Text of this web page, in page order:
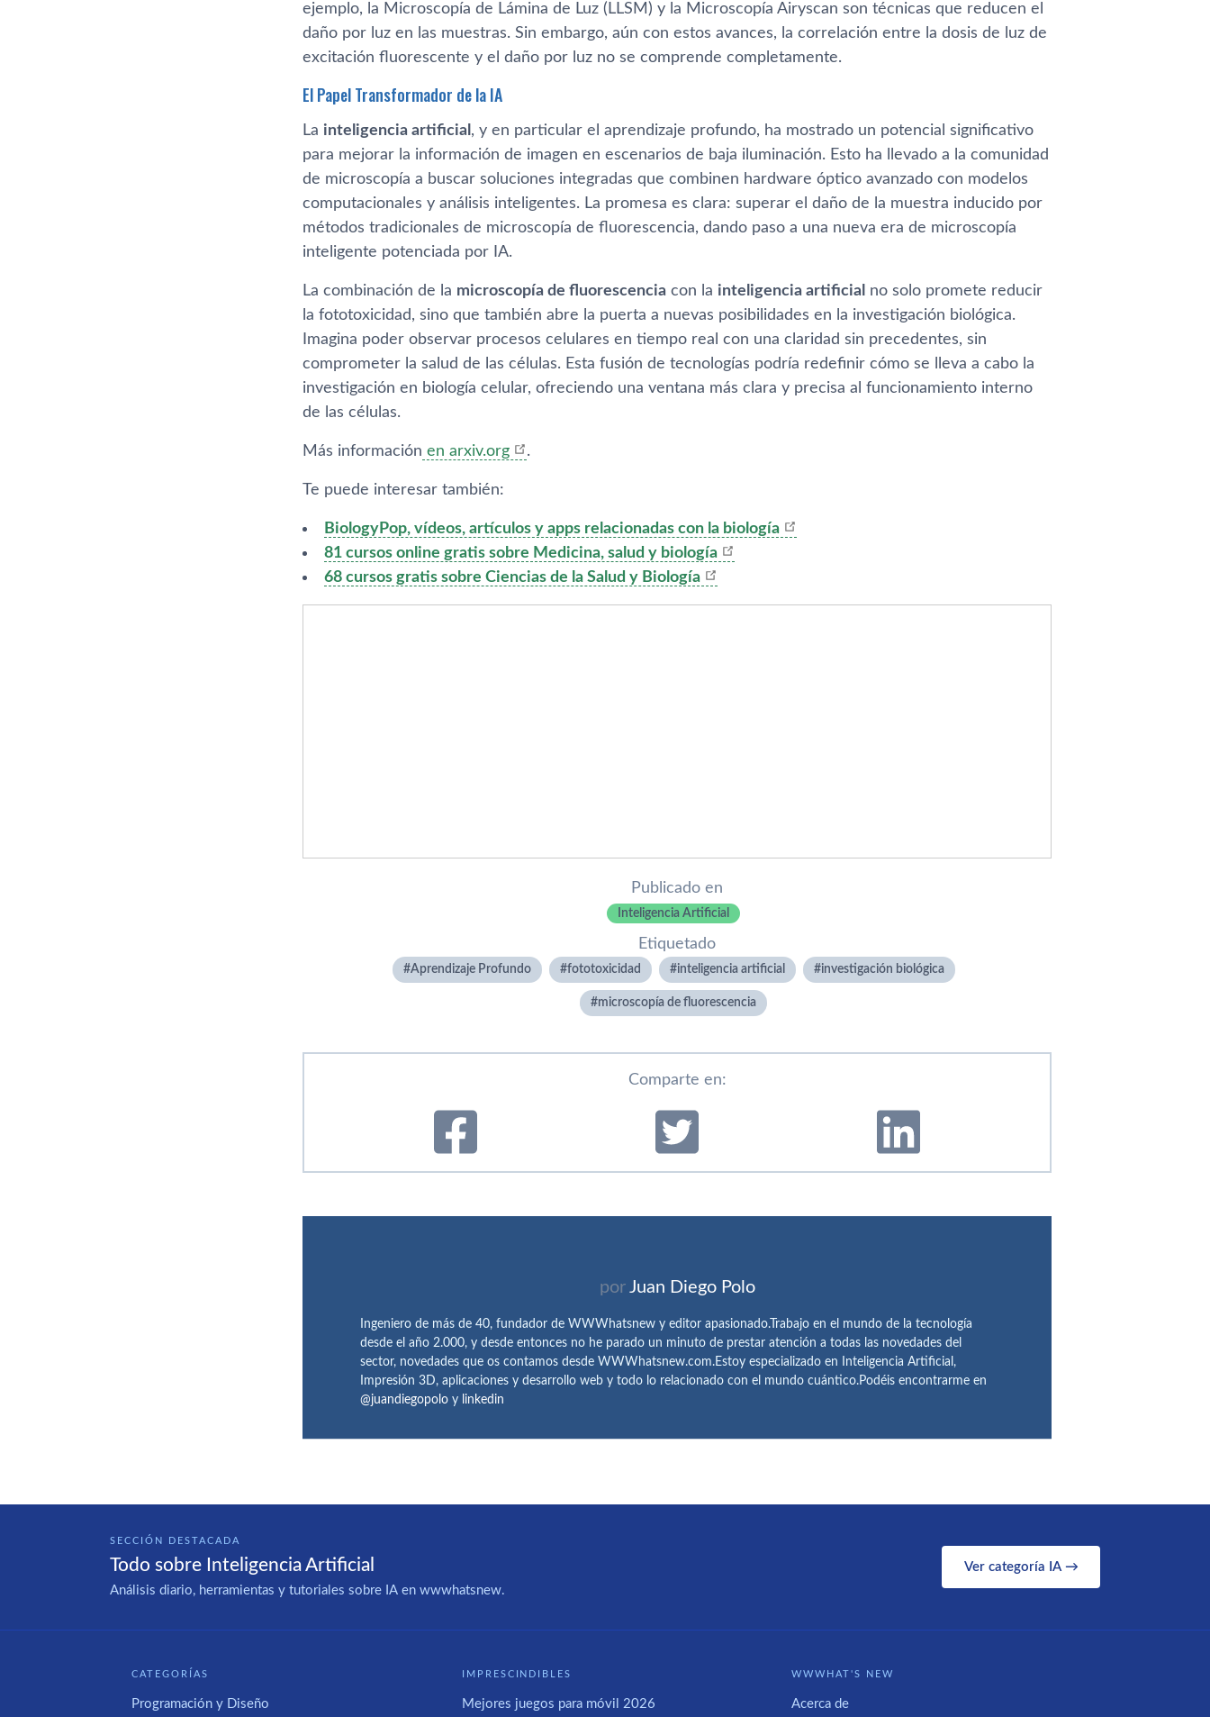
ejemplo, la Microscopía de Lámina de Luz (LLSM) y la Microscopía Airyscan son técnicas que reducen el
daño por luz en las muestras. Sin embargo, aún con estos avances, la correlación entre la dosis de luz de
excitación fluorescente y el daño por luz no se comprende completamente.
El Papel Transformador de la IA
La inteligencia artificial , y en particular el aprendizaje profundo, ha mostrado un potencial significativo
para mejorar la información de imagen en escenarios de baja iluminación. Esto ha llevado a la comunidad
de microscopía a buscar soluciones integradas que combinen hardware óptico avanzado con modelos
computacionales y análisis inteligentes. La promesa es clara: superar el daño de la muestra inducido por
métodos tradicionales de microscopía de fluorescencia, dando paso a una nueva era de microscopía
inteligente potenciada por IA.
La combinación de la microscopía de fluorescencia con la inteligencia artificial no solo promete reducir
la fototoxicidad, sino que también abre la puerta a nuevas posibilidades en la investigación biológica.
Imagina poder observar procesos celulares en tiempo real con una claridad sin precedentes, sin
comprometer la salud de las células. Esta fusión de tecnologías podría redefinir cómo se lleva a cabo la
investigación en biología celular, ofreciendo una ventana más clara y precisa al funcionamiento interno
de las células.
Más información en arxiv.org .
Te puede interesar también:
BiologyPop, vídeos, artículos y apps relacionadas con la biología
81 cursos online gratis sobre Medicina, salud y biología
68 cursos gratis sobre Ciencias de la Salud y Biología
Publicado en
Inteligencia Artificial
Etiquetado
Aprendizaje Profundo fototoxicidad inteligencia artificial investigación biológica
microscopía de fluorescencia
Comparte en:
por Juan Diego Polo
Ingeniero de más de 40, fundador de WWWhatsnew y editor apasionado.Trabajo en el mundo de la tecnología
desde el año 2.000, y desde entonces no he parado un minuto de prestar atención a todas las novedades del
sector, novedades que os contamos desde WWWhatsnew.com.Estoy especializado en Inteligencia Artificial,
Impresión 3D, aplicaciones y desarrollo web y todo lo relacionado con el mundo cuántico.Podéis encontrarme en
@juandiegopolo y linkedin
SECCIÓN DESTACADA
Todo sobre Inteligencia Artificial
Análisis diario, herramientas y tutoriales sobre IA en wwwhatsnew.
Ver categoría IA →
CATEGORÍAS
Programación y Diseño
IMPRESCINDIBLES
Mejores juegos para móvil 2026
WWWHAT'S NEW
Acerca de